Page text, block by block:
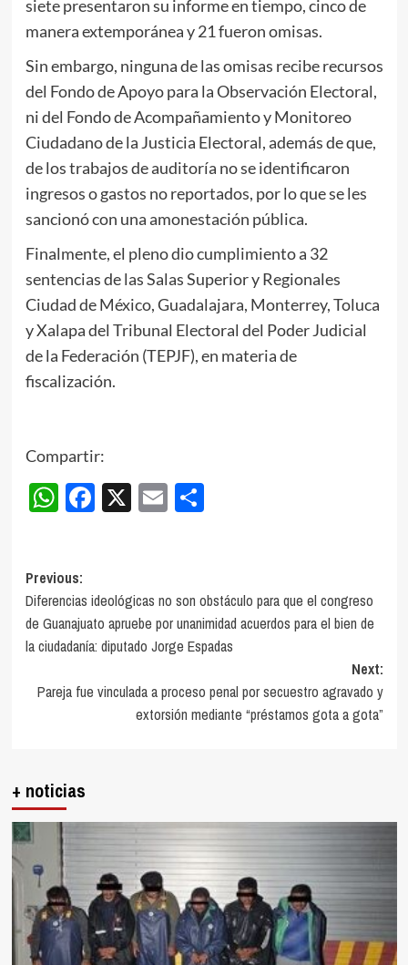
siete presentaron su informe en tiempo, cinco de
manera extemporánea y 21 fueron omisas.
Sin embargo, ninguna de las omisas recibe recursos
del Fondo de Apoyo para la Observación Electoral,
ni del Fondo de Acompañamiento y Monitoreo
Ciudadano de la Justicia Electoral, además de que,
de los trabajos de auditoría no se identificaron
ingresos o gastos no reportados, por lo que se les
sancionó con una amonestación pública.
Finalmente, el pleno dio cumplimiento a 32
sentencias de las Salas Superior y Regionales
Ciudad de México, Guadalajara, Monterrey, Toluca
y Xalapa del Tribunal Electoral del Poder Judicial
de la Federación (TEPJF), en materia de
fiscalización.
Compartir:
WhatsApp
Facebook
X EmailCompartir
Post
navigation
Previous:
Diferencias ideológicas no son obstáculo para que el congreso
de Guanajuato apruebe por unanimidad acuerdos para el bien de
la ciudadanía: diputado Jorge Espadas
Next:
Pareja fue vinculada a proceso penal por secuestro agravado y
extorsión mediante “préstamos gota a gota”
+ noticias